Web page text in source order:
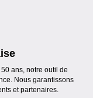
ans, notre outil de
Nous garantissons
et partenaires.